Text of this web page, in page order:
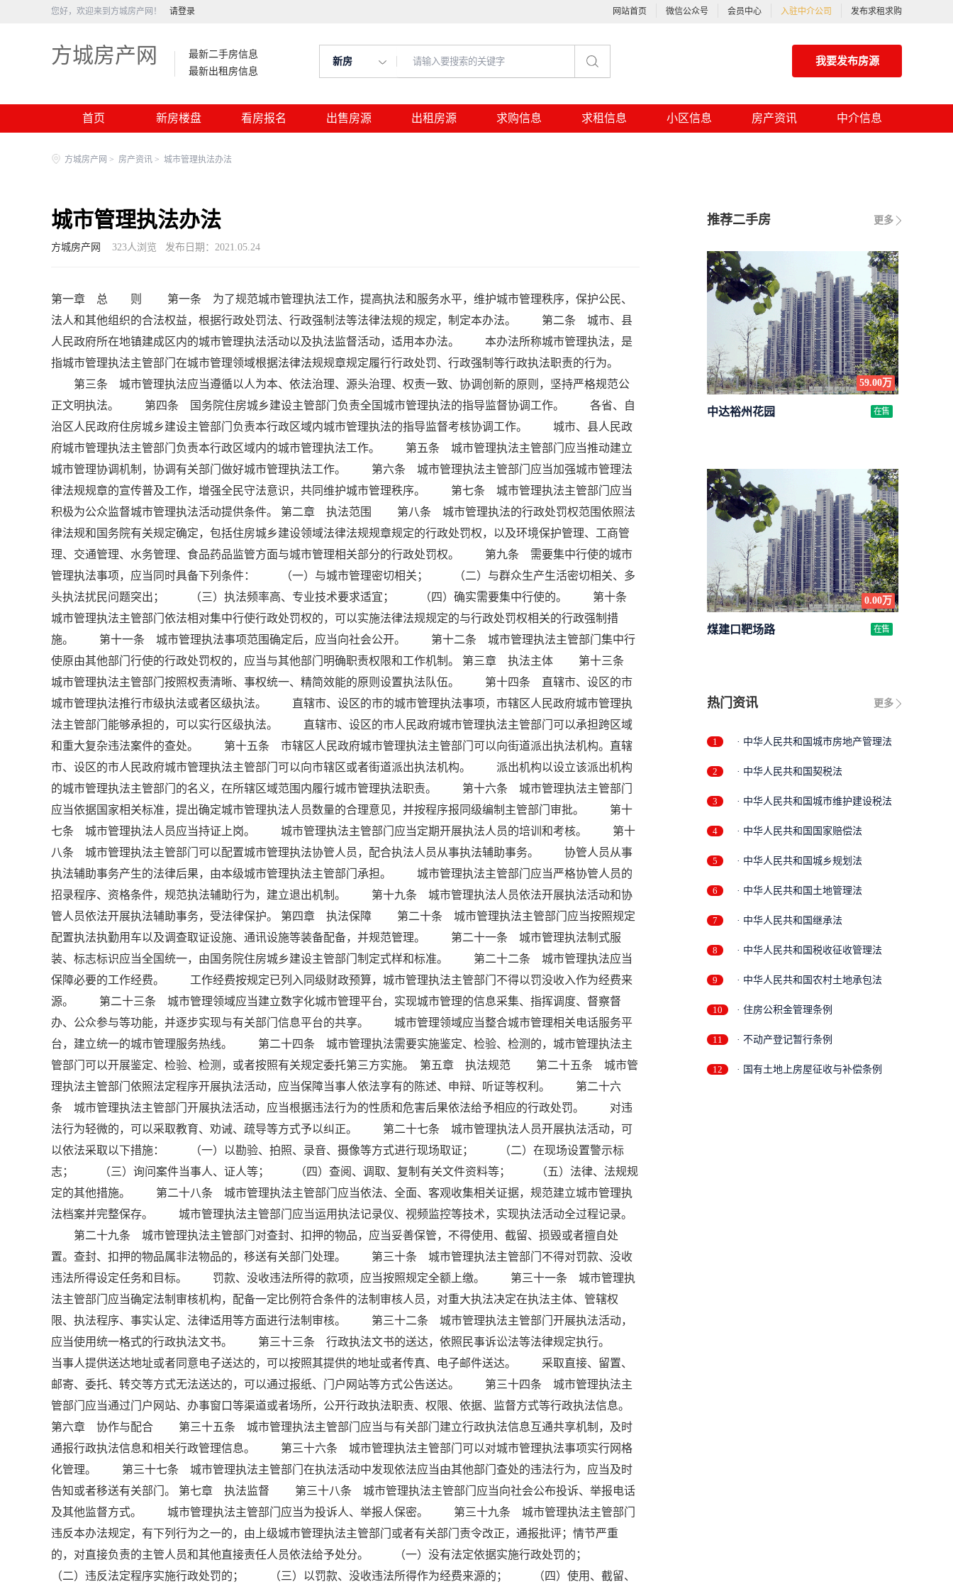
您好，欢迎来到方城房产网！ 请登录 网站首页 微信公众号 会员中心 入驻中介公司 发布求租求购
方城房产网
最新二手房信息
最新出租房信息
新房 我要发布房源
首页 新房楼盘 看房报名 出售房源 出租房源 求购信息 求租信息 小区信息 房产资讯 中介信息
方城房产网 > 房产资讯 > 城市管理执法办法
城市管理执法办法
方城房产网 323人浏览 发布日期：2021.05.24
第一章 总 则 第一条 为了规范城市管理执法工作，提高执法和服务水平，维护城市管理秩序，保护公民、
法人和其他组织的合法权益，根据行政处罚法、行政强制法等法律法规的规定，制定本办法。 第二条 城市、县
人民政府所在地镇建成区内的城市管理执法活动以及执法监督活动，适用本办法。 本办法所称城市管理执法，是
指城市管理执法主管部门在城市管理领域根据法律法规规章规定履行行政处罚、行政强制等行政执法职责的行为。
第三条 城市管理执法应当遵循以人为本、依法治理、源头治理、权责一致、协调创新的原则，坚持严格规范公
正文明执法。 第四条 国务院住房城乡建设主管部门负责全国城市管理执法的指导监督协调工作。 各省、自
治区人民政府住房城乡建设主管部门负责本行政区域内城市管理执法的指导监督考核协调工作。 城市、县人民政
府城市管理执法主管部门负责本行政区域内的城市管理执法工作。 第五条 城市管理执法主管部门应当推动建立
城市管理协调机制，协调有关部门做好城市管理执法工作。 第六条 城市管理执法主管部门应当加强城市管理法
律法规规章的宣传普及工作，增强全民守法意识，共同维护城市管理秩序。 第七条 城市管理执法主管部门应当
积极为公众监督城市管理执法活动提供条件。 第二章 执法范围 第八条 城市管理执法的行政处罚权范围依照法
律法规和国务院有关规定确定，包括住房城乡建设领域法律法规规章规定的行政处罚权，以及环境保护管理、工商管
理、交通管理、水务管理、食品药品监管方面与城市管理相关部分的行政处罚权。 第九条 需要集中行使的城市
管理执法事项，应当同时具备下列条件： （一）与城市管理密切相关； （二）与群众生产生活密切相关、多
头执法扰民问题突出； （三）执法频率高、专业技术要求适宜； （四）确实需要集中行使的。 第十条
城市管理执法主管部门依法相对集中行使行政处罚权的，可以实施法律法规规定的与行政处罚权相关的行政强制措
施。 第十一条 城市管理执法事项范围确定后，应当向社会公开。 第十二条 城市管理执法主管部门集中行
使原由其他部门行使的行政处罚权的，应当与其他部门明确职责权限和工作机制。 第三章 执法主体 第十三条
城市管理执法主管部门按照权责清晰、事权统一、精简效能的原则设置执法队伍。 第十四条 直辖市、设区的市
城市管理执法推行市级执法或者区级执法。 直辖市、设区的市的城市管理执法事项，市辖区人民政府城市管理执
法主管部门能够承担的，可以实行区级执法。 直辖市、设区的市人民政府城市管理执法主管部门可以承担跨区域
和重大复杂违法案件的查处。 第十五条 市辖区人民政府城市管理执法主管部门可以向街道派出执法机构。直辖
市、设区的市人民政府城市管理执法主管部门可以向市辖区或者街道派出执法机构。 派出机构以设立该派出机构
的城市管理执法主管部门的名义，在所辖区域范围内履行城市管理执法职责。 第十六条 城市管理执法主管部门
应当依据国家相关标准，提出确定城市管理执法人员数量的合理意见，并按程序报同级编制主管部门审批。 第十
七条 城市管理执法人员应当持证上岗。 城市管理执法主管部门应当定期开展执法人员的培训和考核。 第十
八条 城市管理执法主管部门可以配置城市管理执法协管人员，配合执法人员从事执法辅助事务。 协管人员从事
执法辅助事务产生的法律后果，由本级城市管理执法主管部门承担。 城市管理执法主管部门应当严格协管人员的
招录程序、资格条件，规范执法辅助行为，建立退出机制。 第十九条 城市管理执法人员依法开展执法活动和协
管人员依法开展执法辅助事务，受法律保护。 第四章 执法保障 第二十条 城市管理执法主管部门应当按照规定
配置执法执勤用车以及调查取证设施、通讯设施等装备配备，并规范管理。 第二十一条 城市管理执法制式服
装、标志标识应当全国统一，由国务院住房城乡建设主管部门制定式样和标准。 第二十二条 城市管理执法应当
保障必要的工作经费。 工作经费按规定已列入同级财政预算，城市管理执法主管部门不得以罚没收入作为经费来
源。 第二十三条 城市管理领域应当建立数字化城市管理平台，实现城市管理的信息采集、指挥调度、督察督
办、公众参与等功能，并逐步实现与有关部门信息平台的共享。 城市管理领域应当整合城市管理相关电话服务平
台，建立统一的城市管理服务热线。 第二十四条 城市管理执法需要实施鉴定、检验、检测的，城市管理执法主
管部门可以开展鉴定、检验、检测，或者按照有关规定委托第三方实施。 第五章 执法规范 第二十五条 城市管
理执法主管部门依照法定程序开展执法活动，应当保障当事人依法享有的陈述、申辩、听证等权利。 第二十六
条 城市管理执法主管部门开展执法活动，应当根据违法行为的性质和危害后果依法给予相应的行政处罚。 对违
法行为轻微的，可以采取教育、劝诫、疏导等方式予以纠正。 第二十七条 城市管理执法人员开展执法活动，可
以依法采取以下措施： （一）以勘验、拍照、录音、摄像等方式进行现场取证； （二）在现场设置警示标
志； （三）询问案件当事人、证人等； （四）查阅、调取、复制有关文件资料等； （五）法律、法规规
定的其他措施。 第二十八条 城市管理执法主管部门应当依法、全面、客观收集相关证据，规范建立城市管理执
法档案并完整保存。 城市管理执法主管部门应当运用执法记录仪、视频监控等技术，实现执法活动全过程记录。
第二十九条 城市管理执法主管部门对查封、扣押的物品，应当妥善保管，不得使用、截留、损毁或者擅自处
置。查封、扣押的物品属非法物品的，移送有关部门处理。 第三十条 城市管理执法主管部门不得对罚款、没收
违法所得设定任务和目标。 罚款、没收违法所得的款项，应当按照规定全额上缴。 第三十一条 城市管理执
法主管部门应当确定法制审核机构，配备一定比例符合条件的法制审核人员，对重大执法决定在执法主体、管辖权
限、执法程序、事实认定、法律适用等方面进行法制审核。 第三十二条 城市管理执法主管部门开展执法活动，
应当使用统一格式的行政执法文书。 第三十三条 行政执法文书的送达，依照民事诉讼法等法律规定执行。
当事人提供送达地址或者同意电子送达的，可以按照其提供的地址或者传真、电子邮件送达。 采取直接、留置、
邮寄、委托、转交等方式无法送达的，可以通过报纸、门户网站等方式公告送达。 第三十四条 城市管理执法主
管部门应当通过门户网站、办事窗口等渠道或者场所，公开行政执法职责、权限、依据、监督方式等行政执法信息。
第六章 协作与配合 第三十五条 城市管理执法主管部门应当与有关部门建立行政执法信息互通共享机制，及时
通报行政执法信息和相关行政管理信息。 第三十六条 城市管理执法主管部门可以对城市管理执法事项实行网格
化管理。 第三十七条 城市管理执法主管部门在执法活动中发现依法应当由其他部门查处的违法行为，应当及时
告知或者移送有关部门。 第七章 执法监督 第三十八条 城市管理执法主管部门应当向社会公布投诉、举报电话
及其他监督方式。 城市管理执法主管部门应当为投诉人、举报人保密。 第三十九条 城市管理执法主管部门
违反本办法规定，有下列行为之一的，由上级城市管理执法主管部门或者有关部门责令改正，通报批评；情节严重
的，对直接负责的主管人员和其他直接责任人员依法给予处分。 （一）没有法定依据实施行政处罚的；
（二）违反法定程序实施行政处罚的； （三）以罚款、没收违法所得作为经费来源的； （四）使用、截留、
更多
推荐二手房
59.00万
中达裕州花园 在售
0.00万
煤建口靶场路 在售
更多
热门资讯
1 · 中华人民共和国城市房地产管理法
2 · 中华人民共和国契税法
3 · 中华人民共和国城市维护建设税法
4 · 中华人民共和国国家赔偿法
5 · 中华人民共和国城乡规划法
6 · 中华人民共和国土地管理法
7 · 中华人民共和国继承法
8 · 中华人民共和国税收征收管理法
9 · 中华人民共和国农村土地承包法
10 · 住房公积金管理条例
11 · 不动产登记暂行条例
12 · 国有土地上房屋征收与补偿条例